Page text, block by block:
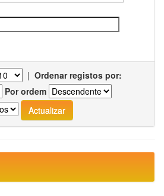
| Ordenar registos por:
Por ordem